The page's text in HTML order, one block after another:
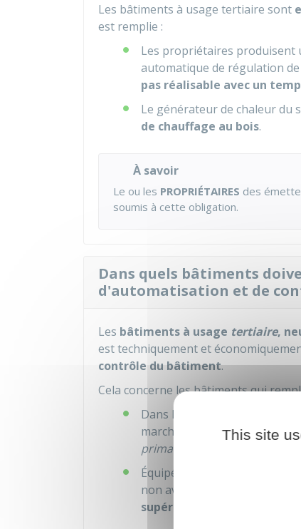
Les bâtiments à usage tertiaire sont
est remplie :
Les propriétaires produisent
automatique de régulation
pas réalisable avec un
Le générateur de chaleur du
de chauffage au bois.
À savoir
Le ou les PROPRIÉTAIRES des
soumis à cette obligation.
Dans quels bâtiments
d'automatisation et de
Les bâtiments à usage tertiaire,
est techniquement et
contrôle du bâtiment.
Cela concerne les bâtiments qui
Dans lesquels sont exercées
marchandes, y compris ceux
primaire
Équipés d'un système de
non avec un système de
supérieure à 70 kW
This site